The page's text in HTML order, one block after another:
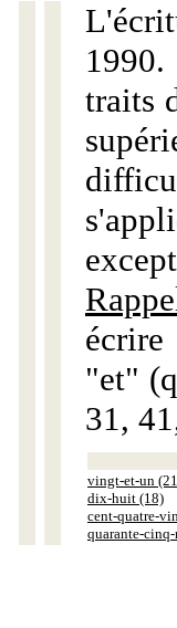
traits
écrire
"et"
31,
vingt-et-un
dix-huit (18)
cent-quatre-
quarante-